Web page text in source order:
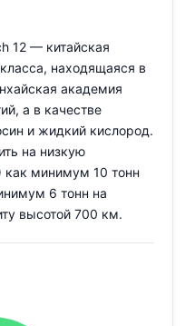
12 — китайская
находящаяся в
академия
а в качестве
и жидкий кислород.
на низкую
минимум 10 тонн
6 тонн на
высотой 700 км.